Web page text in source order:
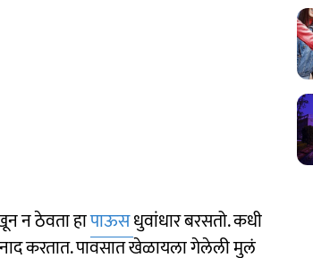
न ठेवता हापाऊसधुवांधार बरसतो. कधी
नाद करतात. पावसात खेळायला गेलेली मुलं